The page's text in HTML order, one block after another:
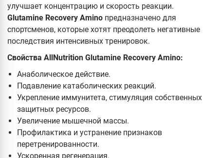
улучшает концентрацию и скорость реакции.
Glutamine Recovery Amino предназначено для
спортсменов, которые хотят преодолеть негативные
последствия интенсивных тренировок.
Свойства AllNutrition Glutamine Recovery Amino:
Анаболическое действие.
Подавление катаболических реакций.
Укрепление иммунитета, стимуляция собственных
защитных ресурсов.
Увеличение мышечной массы.
Профилактика и устранение признаков
перетренированности.
Ускоренная регенерация.